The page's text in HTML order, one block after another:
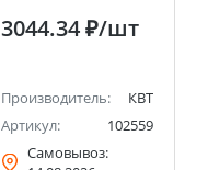
3044.34 ₽/шт
Производитель:
КВТ
Артикул:
102559
Самовывоз: